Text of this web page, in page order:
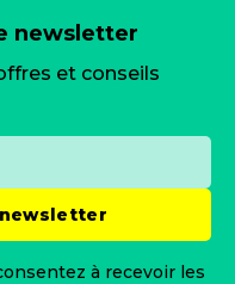
newsletter
et conseils
à recevoir les